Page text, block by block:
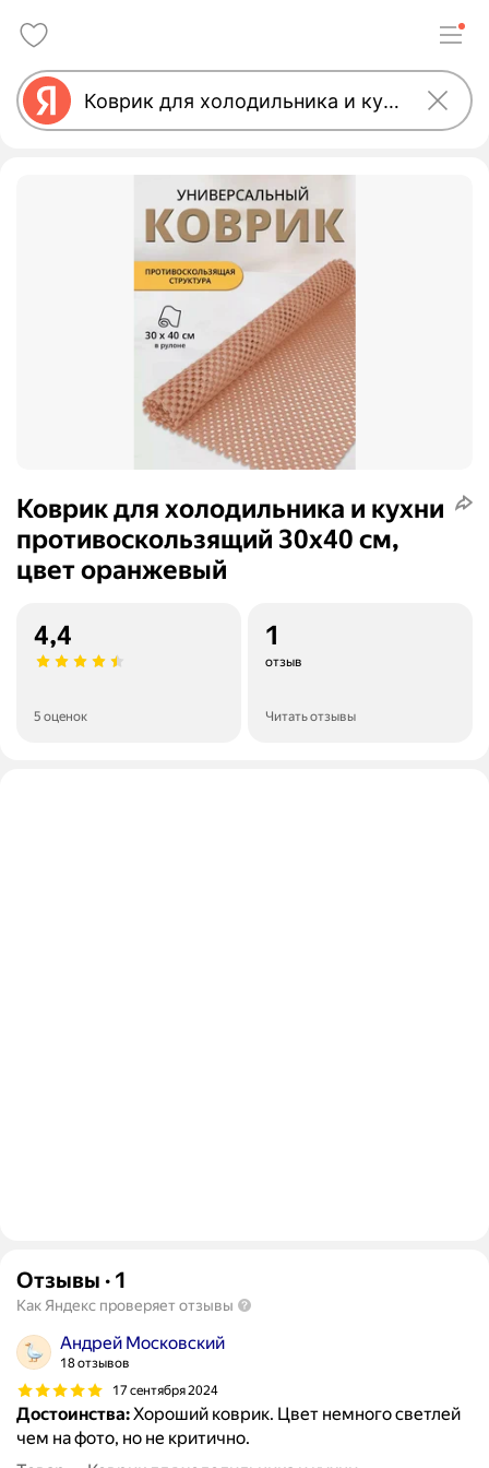
Коврик для холодильника и кухни
противоскользящий 30х40 см,
цвет оранжевый
4,4
5 оценок
1
отзыв
Читать отзывы
Отзывы · 1
Как Яндекс проверяет отзывы
Андрей Московский
18 отзывов
17 сентября 2024
Достоинства:Хороший коврик. Цвет немного светлей
чем на фото, но не критично.